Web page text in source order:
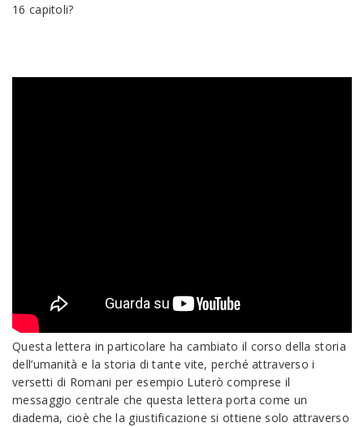
16 capitoli?
Questa lettera in particolare ha cambiato il corso della storia
dell’umanità e la storia di tante vite, perché attraverso i
versetti di Romani per esempio Luterò comprese il
messaggio centrale che questa lettera porta come un
diadema, cioè che la giustificazione si ottiene solo attraverso